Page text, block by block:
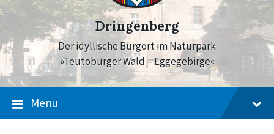
Dringenberg
Der idyllische Burgort im Naturpark
»Teutoburger Wald – Eggegebirge«
Menu